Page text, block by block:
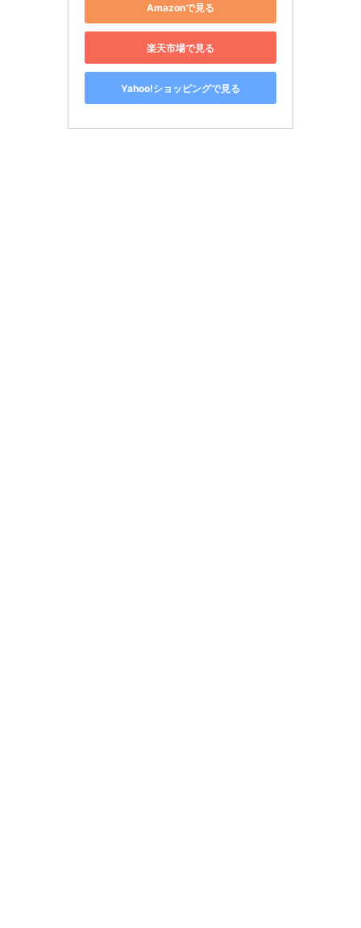
Amazonで見る
楽天市場で見る
Yahoo!ショッピングで見る